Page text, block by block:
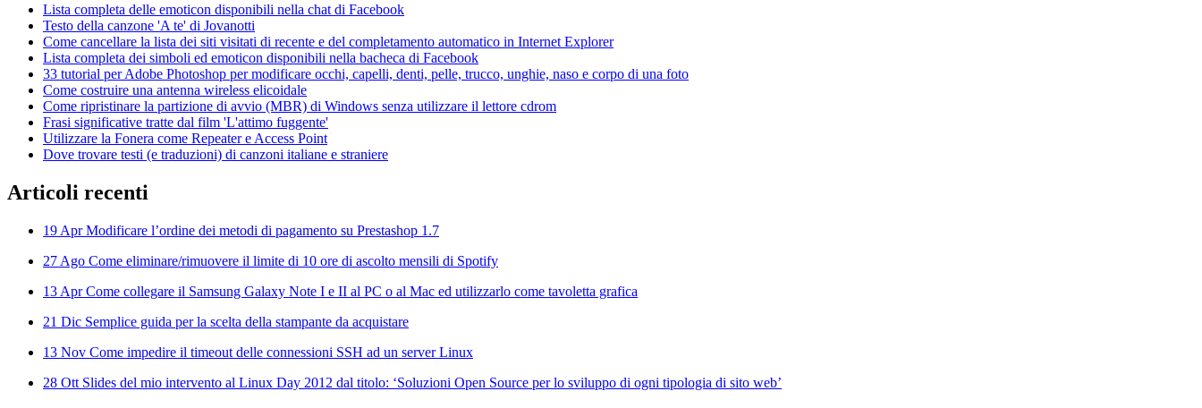
Lista completa delle emoticon disponibili nella chat di Facebook
Testo della canzone 'A te' di Jovanotti
Come cancellare la lista dei siti visitati di recente e del completamento automatico in Internet Explorer
Lista completa dei simboli ed emoticon disponibili nella bacheca di Facebook
33 tutorial per Adobe Photoshop per modificare occhi, capelli, denti, pelle, trucco, unghie, naso e corpo di una foto
Come costruire una antenna wireless elicoidale
Come ripristinare la partizione di avvio (MBR) di Windows senza utilizzare il lettore cdrom
Frasi significative tratte dal film 'L'attimo fuggente'
Utilizzare la Fonera come Repeater e Access Point
Dove trovare testi (e traduzioni) di canzoni italiane e straniere
Articoli recenti
19 Apr Modificare l’ordine dei metodi di pagamento su Prestashop 1.7
27 Ago Come eliminare/rimuovere il limite di 10 ore di ascolto mensili di Spotify
13 Apr Come collegare il Samsung Galaxy Note I e II al PC o al Mac ed utilizzarlo come tavoletta grafica
21 Dic Semplice guida per la scelta della stampante da acquistare
13 Nov Come impedire il timeout delle connessioni SSH ad un server Linux
28 Ott Slides del mio intervento al Linux Day 2012 dal titolo: ‘Soluzioni Open Source per lo sviluppo di ogni tipologia di sito web’